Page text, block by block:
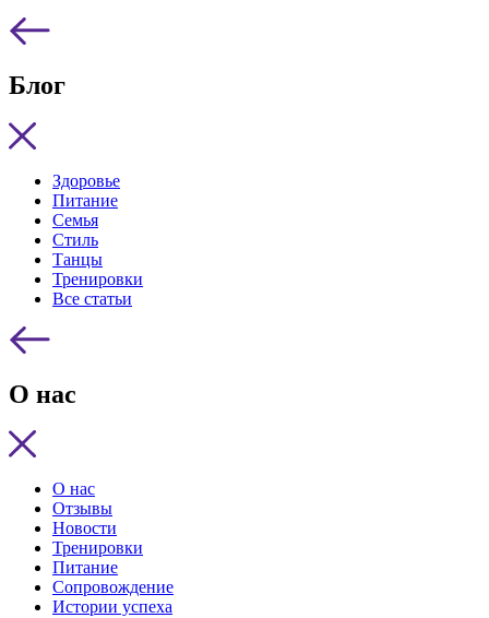
Блог
Здоровье
Питание
Семья
Стиль
Танцы
Тренировки
Все статьи
О нас
О нас
Отзывы
Новости
Тренировки
Питание
Сопровождение
Истории успеха